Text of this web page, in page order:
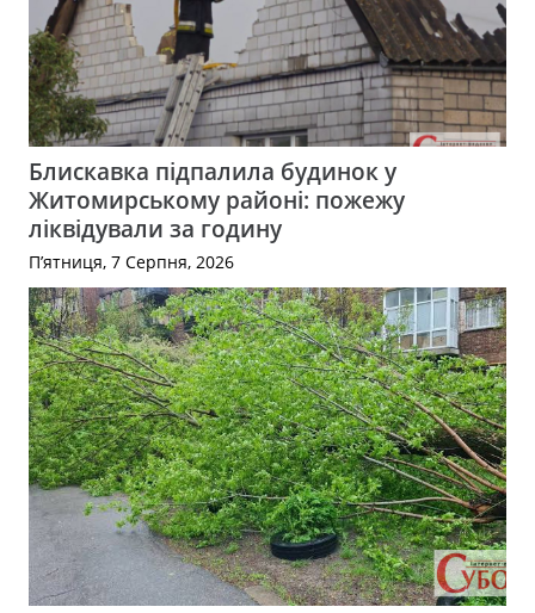
Блискавка підпалила будинок у
Житомирському районі: пожежу
ліквідували за годину
П’ятниця, 7 Серпня, 2026